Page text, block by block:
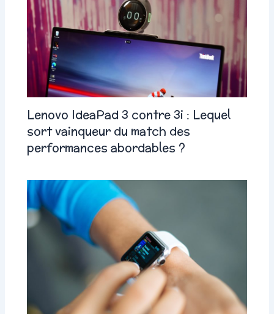
Lenovo IdeaPad 3 contre 3i : Lequel
sort vainqueur du match des
performances abordables ?